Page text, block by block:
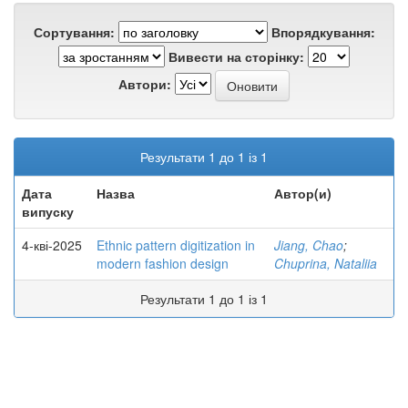
Сортування:
Впорядкування:
Вивести на сторінку:
Автори:
Результати 1 до 1 із 1
Дата
випуску
Назва Автор(и)
4-кві-2025
Ethnic pattern digitization in
modern fashion design
Jiang, Chao;
Chuprina, Nataliia
Результати 1 до 1 із 1